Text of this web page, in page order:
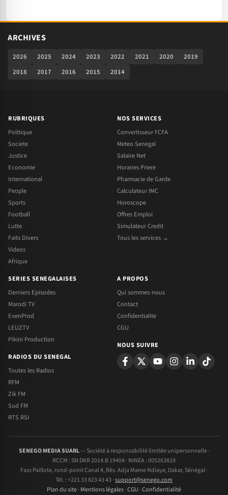
ARCHIVES
2026 2025 2024 2023 2022 2021 2020
2019
2018
2017 2016 2015 2014
RUBRIQUES
Politique
Societe
Justice
Economie
International
People
Sports
Football
Lutte
Faits Divers
Videos
Afrique
NOS SERVICES
Convertisseur FCFA
Meteo Senegal
Salaire Net
Horaires Priere
Pharmacie de Garde
Calculateur IMC
Horoscope
Offres Emploi
Simulateur Credit
Tous les services →
SERIES SENEGALAISES
Derniers Episodes
Marodi TV
EvenProd
LEUZTV
Pikini Production
RADIOS DU SENEGAL
Toutes les Radios
RFM
Zik FM
Sud FM
RTS RSI
A PROPOS
Qui sommes-nous
Contact
Confidentialite
CGU
NOUS SUIVRE
SENEGO MEDIA SUARL— Société à responsabilité limitée unipersonnelle ·
RCCM : SN DKR 2014.B 19404 · NINEA : 005263819
Fass Paillote, rond-point Canal 4, Rés. Adja Mame Ndiaye, Dakar, Sénégal ·
Tél. : +221 33 823 43 43 ·support@senego.com
Plan du site· Mentions légales·CGU ·Confidentialité